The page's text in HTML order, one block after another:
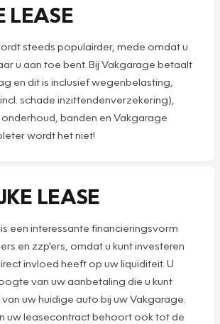
LEASE
steeds populairder, mede omdat u
u aan toe bent. Bij Vakgarage betaalt
en dit is inclusief wegenbelasting,
schade inzittendenverzekering),
banden en Vakgarage
wordt het niet!
LEASE
een interessante financieringsvorm
en zzp'ers, omdat u kunt investeren
invloed heeft op uw liquiditeit. U
van uw aanbetaling die u kunt
uw huidige auto bij uw Vakgarage.
uw leasecontract behoort ook tot de